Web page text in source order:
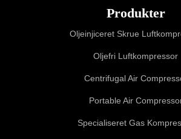
Produkter
Oljeinjiceret Skrue
Oljefri Luftkompressor
Centrifugal Air
Portable Air
Specialiseret Gas